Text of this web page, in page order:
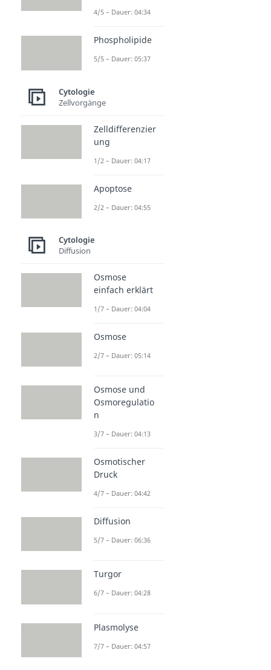
4/5 – Dauer: 04:34
Phospholipide
5/5 – Dauer: 05:37
Cytologie
Zellvorgänge
Zelldifferenzier
ung
1/2 – Dauer: 04:17
Apoptose
2/2 – Dauer: 04:55
Cytologie
Diffusion
Osmose
einfach erklärt
1/7 – Dauer: 04:04
Osmose
2/7 – Dauer: 05:14
Osmose und
Osmoregulatio
n
3/7 – Dauer: 04:13
Osmotischer
Druck
4/7 – Dauer: 04:42
Diffusion
5/7 – Dauer: 06:36
Turgor
6/7 – Dauer: 04:28
Plasmolyse
7/7 – Dauer: 04:57